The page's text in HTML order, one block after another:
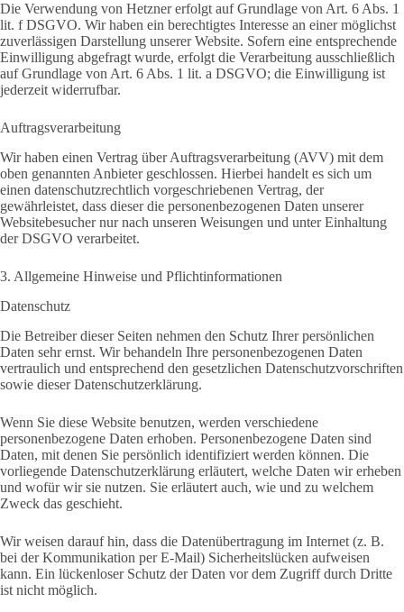
Die Verwendung von Hetzner erfolgt auf Grundlage von Art. 6 Abs. 1
lit. f DSGVO. Wir haben ein berechtigtes Interesse an einer möglichst
zuverlässigen Darstellung unserer Website. Sofern eine entsprechende
Einwilligung abgefragt wurde, erfolgt die Verarbeitung ausschließlich
auf Grundlage von Art. 6 Abs. 1 lit. a DSGVO; die Einwilligung ist
jederzeit widerrufbar.
Auftragsverarbeitung
Wir haben einen Vertrag über Auftragsverarbeitung (AVV) mit dem
oben genannten Anbieter geschlossen. Hierbei handelt es sich um
einen datenschutzrechtlich vorgeschriebenen Vertrag, der
gewährleistet, dass dieser die personenbezogenen Daten unserer
Websitebesucher nur nach unseren Weisungen und unter Einhaltung
der DSGVO verarbeitet.
3. Allgemeine Hinweise und Pflicht­informationen
Datenschutz
Die Betreiber dieser Seiten nehmen den Schutz Ihrer persönlichen
Daten sehr ernst. Wir behandeln Ihre personenbezogenen Daten
vertraulich und entsprechend den gesetzlichen Datenschutzvorschriften
sowie dieser Datenschutzerklärung.
Wenn Sie diese Website benutzen, werden verschiedene
personenbezogene Daten erhoben. Personenbezogene Daten sind
Daten, mit denen Sie persönlich identifiziert werden können. Die
vorliegende Datenschutzerklärung erläutert, welche Daten wir erheben
und wofür wir sie nutzen. Sie erläutert auch, wie und zu welchem
Zweck das geschieht.
Wir weisen darauf hin, dass die Datenübertragung im Internet (z. B.
bei der Kommunikation per E-Mail) Sicherheitslücken aufweisen
kann. Ein lückenloser Schutz der Daten vor dem Zugriff durch Dritte
ist nicht möglich.